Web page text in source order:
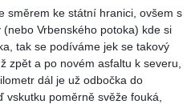
směrem ke státní hranici, ovšem s
Vrbenského potoka) kde si
tak se podíváme jek se takový
zpět a po novém asfaltu k severu,
dál je už odbočka do
poměrně svěže fouká,